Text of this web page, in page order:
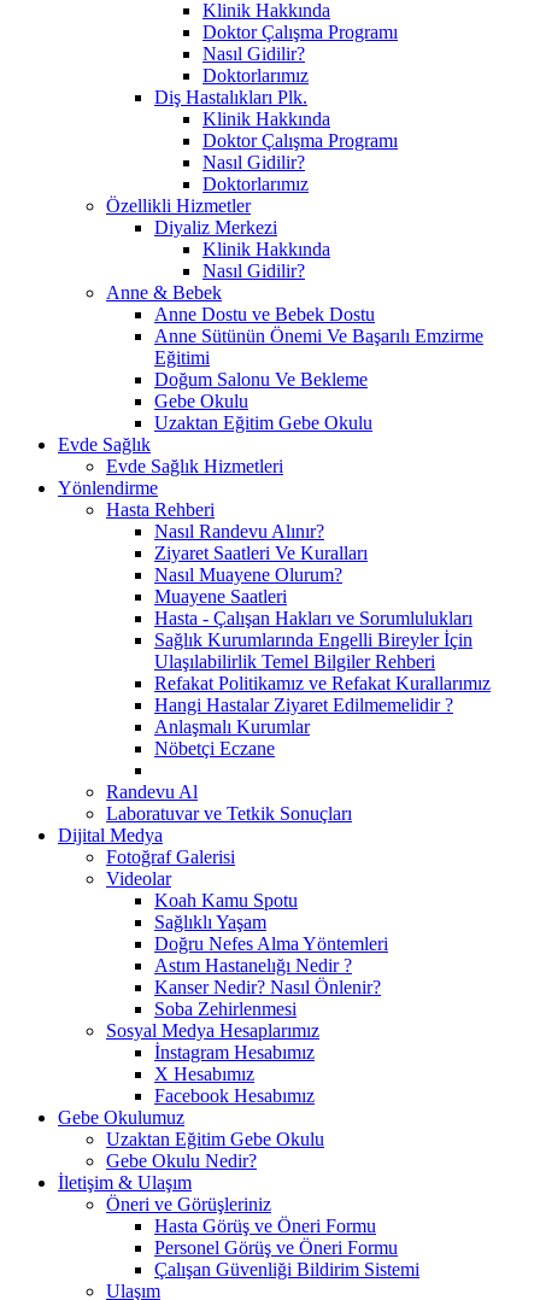
Klinik Hakkında
Doktor Çalışma Programı
Nasıl Gidilir?
Doktorlarımız
Diş Hastalıkları Plk.
Klinik Hakkında
Doktor Çalışma Programı
Nasıl Gidilir?
Doktorlarımız
Özellikli Hizmetler
Diyaliz Merkezi
Klinik Hakkında
Nasıl Gidilir?
Anne & Bebek
Anne Dostu ve Bebek Dostu
Anne Sütünün Önemi Ve Başarılı Emzirme
Eğitimi
Doğum Salonu Ve Bekleme
Gebe Okulu
Uzaktan Eğitim Gebe Okulu
Evde Sağlık
Evde Sağlık Hizmetleri
Yönlendirme
Hasta Rehberi
Nasıl Randevu Alınır?
Ziyaret Saatleri Ve Kuralları
Nasıl Muayene Olurum?
Muayene Saatleri
Hasta - Çalışan Hakları ve Sorumlulukları
Sağlık Kurumlarında Engelli Bireyler İçin
Ulaşılabilirlik Temel Bilgiler Rehberi
Refakat Politikamız ve Refakat Kurallarımız
Hangi Hastalar Ziyaret Edilmemelidir ?
Anlaşmalı Kurumlar
Nöbetçi Eczane
Randevu Al
Laboratuvar ve Tetkik Sonuçları
Dijital Medya
Fotoğraf Galerisi
Videolar
Koah Kamu Spotu
Sağlıklı Yaşam
Doğru Nefes Alma Yöntemleri
Astım Hastanelığı Nedir ?
Kanser Nedir? Nasıl Önlenir?
Soba Zehirlenmesi
Sosyal Medya Hesaplarımız
İnstagram Hesabımız
X Hesabımız
Facebook Hesabımız
Gebe Okulumuz
Uzaktan Eğitim Gebe Okulu
Gebe Okulu Nedir?
İletişim & Ulaşım
Öneri ve Görüşleriniz
Hasta Görüş ve Öneri Formu
Personel Görüş ve Öneri Formu
Çalışan Güvenliği Bildirim Sistemi
Ulaşım